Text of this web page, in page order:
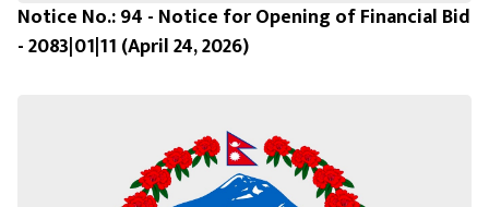
Notice No.: 94 - Notice for Opening of Financial Bid
- 2083|01|11 (April 24, 2026)